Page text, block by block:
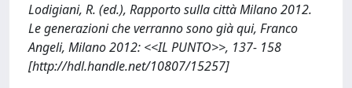
Lodigiani, R. (ed.), Rapporto sulla città Milano 2012.
Le generazioni che verranno sono già qui, Franco
Angeli, Milano 2012: <<IL PUNTO>>, 137- 158
[http://hdl.handle.net/10807/15257]